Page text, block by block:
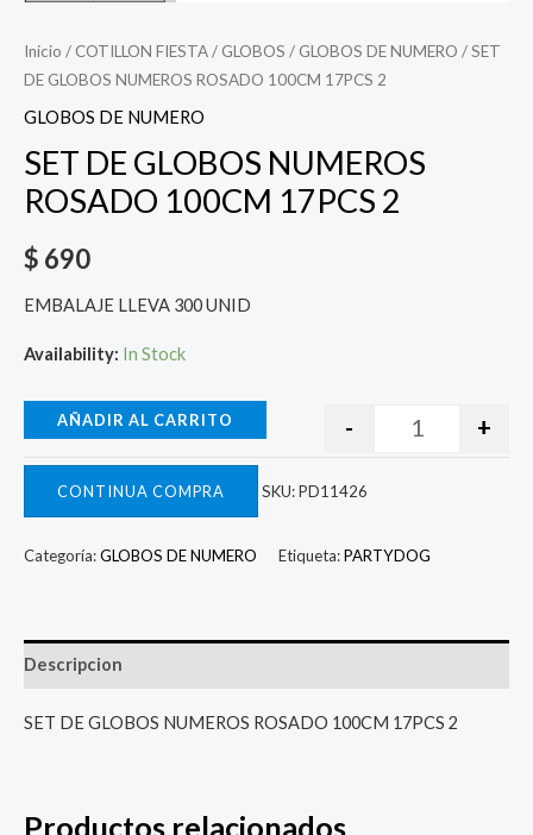
Inicio / COTILLON FIESTA/ GLOBOS / GLOBOS DE NUMERO / SET
DE GLOBOS NUMEROS ROSADO 100CM 17PCS 2
GLOBOS DE NUMERO
SET DE GLOBOS NUMEROS
ROSADO 100CM 17PCS 2
$ 690
EMBALAJE LLEVA 300 UNID
Availability: In Stock
- +
AÑADIR AL CARRITO
CONTINUA COMPRA SKU:PD11426
Categoría:GLOBOS DE NUMERO Etiqueta:PARTYDOG
Descripcion
SET DE GLOBOS NUMEROS ROSADO 100CM 17PCS 2
Productos relacionados